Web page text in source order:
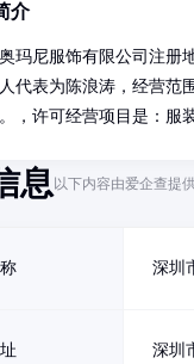
介
玛尼服饰有限公司注册
代表为陈浪涛，经营范
，许可经营项目是：服
息以下内容由爱企查提
深圳
深圳